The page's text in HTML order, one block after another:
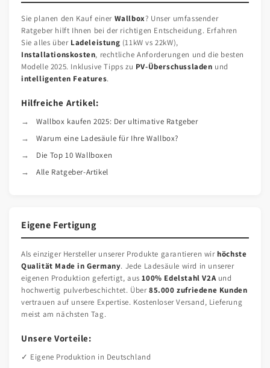
Sie planen den Kauf einer Wallbox? Unser umfassender
Ratgeber hilft Ihnen bei der richtigen Entscheidung. Erfahren
Sie alles über Ladeleistung (11kW vs 22kW),
Installationskosten, rechtliche Anforderungen und die besten
Modelle 2025. Inklusive Tipps zu PV-Überschussladen und
intelligenten Features.
Hilfreiche Artikel:
Wallbox kaufen 2025: Der ultimative Ratgeber
Warum eine Ladesäule für Ihre Wallbox?
Die Top 10 Wallboxen
Alle Ratgeber-Artikel
Eigene Fertigung
Als einziger Hersteller unserer Produkte garantieren wirhöchste
Qualität Made in Germany. Jede Ladesäule wird in unserer
eigenen Produktion gefertigt, aus100% Edelstahl V2Aund
hochwertig pulverbeschichtet. Über85.000 zufriedene Kunden
vertrauen auf unsere Expertise. Kostenloser Versand, Lieferung
meist am nächsten Tag.
Unsere Vorteile:
✓ Eigene Produktion in Deutschland